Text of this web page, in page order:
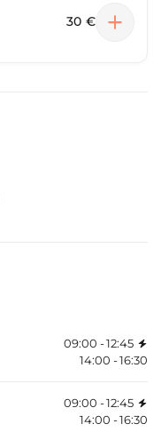
30 €
09:00 - 12:45
14:00 - 16:30
09:00 - 12:45
14:00 - 16:30